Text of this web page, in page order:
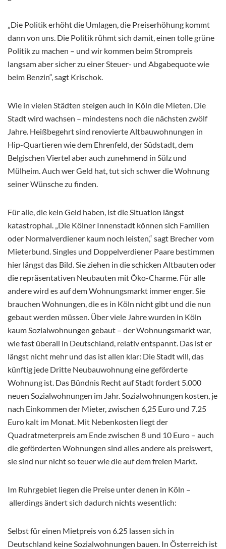
„Die Politik erhöht die Umlagen, die Preiserhöhung kommt
dann von uns. Die Politik rühmt sich damit, einen tolle grüne
Politik zu machen – und wir kommen beim Strompreis
langsam aber sicher zu einer Steuer- und Abgabequote wie
beim Benzin“, sagt Krischok.
Wie in vielen Städten steigen auch in Köln die Mieten. Die
Stadt wird wachsen – mindestens noch die nächsten zwölf
Jahre. Heißbegehrt sind renovierte Altbauwohnungen in
Hip-Quartieren wie dem Ehrenfeld, der Südstadt, dem
Belgischen Viertel aber auch zunehmend in Sülz und
Mülheim. Auch wer Geld hat, tut sich schwer die Wohnung
seiner Wünsche zu finden.
Für alle, die kein Geld haben, ist die Situation längst
katastrophal. „Die Kölner Innenstadt können sich Familien
oder Normalverdiener kaum noch leisten,“ sagt Brecher vom
Mieterbund. Singles und Doppelverdiener Paare bestimmen
hier längst das Bild. Sie ziehen in die schicken Altbauten oder
die repräsentativen Neubauten mit Öko-Charme. Für alle
andere wird es auf dem Wohnungsmarkt immer enger. Sie
brauchen Wohnungen, die es in Köln nicht gibt und die nun
gebaut werden müssen. Über viele Jahre wurden in Köln
kaum Sozialwohnungen gebaut – der Wohnungsmarkt war,
wie fast überall in Deutschland, relativ entspannt. Das ist er
längst nicht mehr und das ist allen klar: Die Stadt will, das
künftig jede Dritte Neubauwohnung eine geförderte
Wohnung ist. Das Bündnis Recht auf Stadt fordert 5.000
neuen Sozialwohnungen im Jahr. Sozialwohnungen kosten, je
nach Einkommen der Mieter, zwischen 6,25 Euro und 7.25
Euro kalt im Monat. Mit Nebenkosten liegt der
Quadratmeterpreis am Ende zwischen 8 und 10 Euro – auch
die geförderten Wohnungen sind alles andere als preiswert,
sie sind nur nicht so teuer wie die auf dem freien Markt.
Im Ruhrgebiet liegen die Preise unter denen in Köln –
allerdings ändert sich dadurch nichts wesentlich:
Selbst für einen Mietpreis von 6.25 lassen sich in
Deutschland keine Sozialwohnungen bauen. In Österreich ist